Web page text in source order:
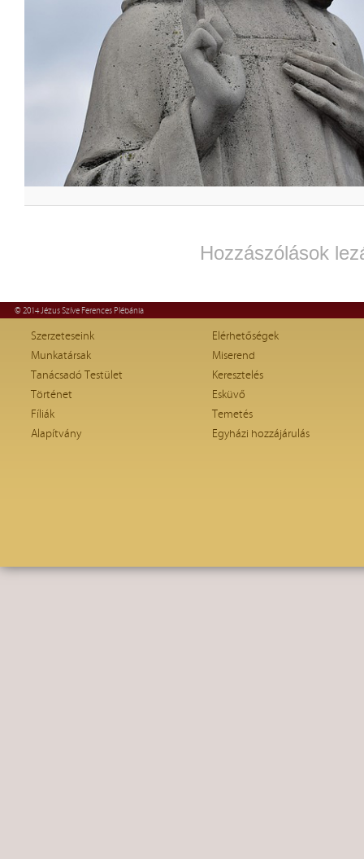
Hozzászólások
© 2014 Jézus Szíve Ferences Plébánia
Szerzeteseink
Munkatársak
Tanácsadó Testület
Történet
Fíliák
Alapítvány
Elérhetőségek
Miserend
Keresztelés
Esküvő
Temetés
Egyházi hozzájárulás